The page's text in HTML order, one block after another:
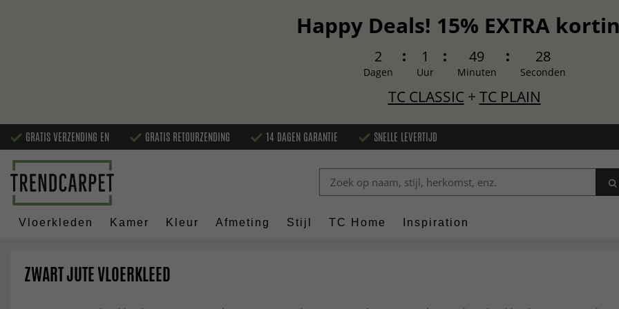
Happy Deals! 15% EXTRA
2
Dagen
1
Uur
49
Minuten
27
Seconden
TC CLASSIC+ TC PLAIN
GRATIS VERZENDING EN GRATIS RETOURZENDING 14 DAGEN GARANTIE SNELLE LEVERTIJD
Vloerkleden Kamer Kleur Afmeting Stijl TC Home Inspiration
ZWART JUTE VLOERKLEED